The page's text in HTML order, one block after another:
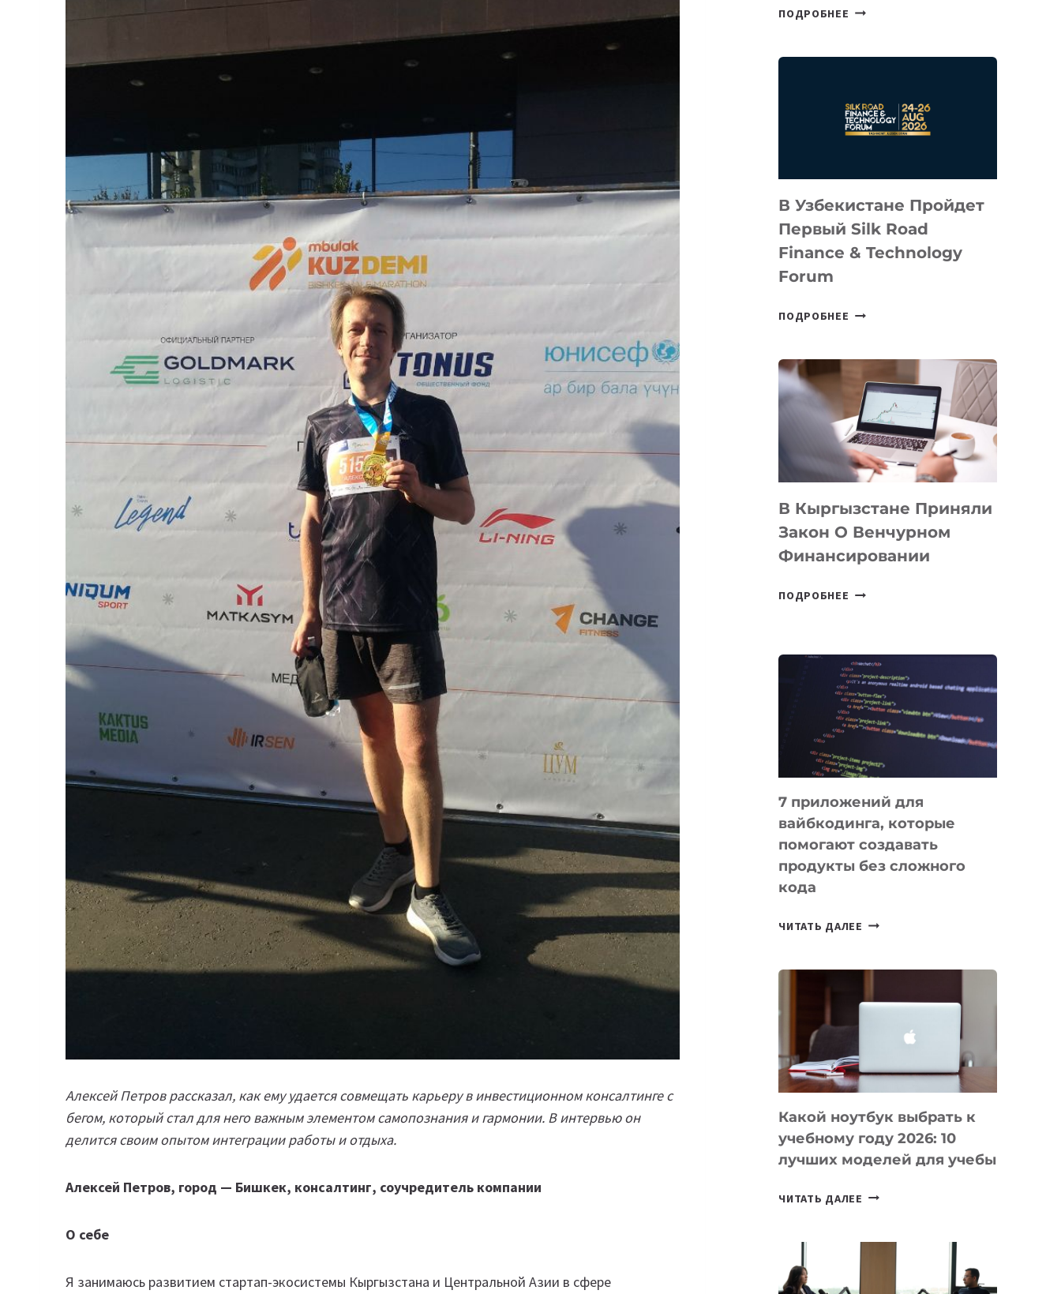
Алексей Петров рассказал, как ему удается совмещать карьеру в инвестиционном консалтинге с
бегом, который стал для него важным элементом самопознания и гармонии. В интервью он
делится своим опытом интеграции работы и отдыха.
Алексей Петров, город — Бишкек, консалтинг, соучредитель компании
О себе
Я занимаюсь развитием стартап-экосистемы Кыргызстана и Центральной Азии в сфере
ПОДРОБНЕЕ CEO
СТАРТАП
NACE.AI
В Узбекистане Пройдет
Первый Silk Road
Finance & Technology
Forum
ПОДРОБНЕЕ
SILK
ROAD
FINANCE
&
TECHNOLOGY
В Кыргызстане Приняли
Закон О Венчурном
Финансировании
ПОДРОБНЕЕ
О
ВЕНЧУРНОМ
ФИНАНСИРОВАНИИ
7 приложений для
вайбкодинга, которые
помогают создавать
продукты без сложного
кода
ЧИТАТЬ ДАЛЕЕ 7
КОТОРЫЕ
СОЗДАВАТЬ
БЕЗ
КОДА
Какой ноутбук выбрать к
учебному году 2026: 10
лучших моделей для учебы
ЧИТАТЬ ДАЛЕЕ КАКОЙ